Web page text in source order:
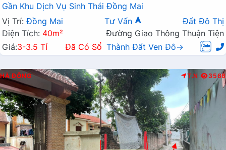
Gần Khu Dịch Vụ Sinh Thái Đồng Mai
Vị Trí: Đồng Mai Tư Vấn
Đất Đô Thị
Diện Tích: 40m²
Đường Giao Thông Thuận Tiện
Giá:3-3.5 Tỉ Đã Có Sổ Thành Đất Ven Đô→
HÀ ĐÔNG T.N 3566